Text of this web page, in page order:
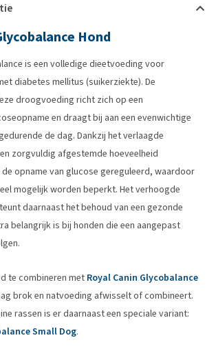
Hond
is een volledige dieetvoeding voor
diabetes mellitus (suikerziekte). De
droogvoeding richt zich op een
en draagt bij aan een evenwichtige
de dag. Dankzij het verlaagde
zorgvuldig afgestemde hoeveelheid
opname van glucose gereguleerd, waardoor
mogelijk worden beperkt. Het verhoogde
daarnaast het behoud van een gezonde
belangrijk is bij honden die een aangepast
te combineren met Royal Canin Glycobalance
brok en natvoeding afwisselt of combineert.
rassen is er daarnaast een speciale variant:
Small Dog.